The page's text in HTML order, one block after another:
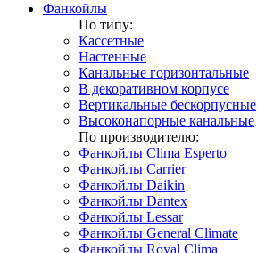
Фанкойлы
По типу:
Кассетные
Настенные
Канальные горизонтальные
В декоративном корпусе
Вертикальные бескорпусные
Высоконапорные канальные
По производителю:
Фанкойлы Clima Esperto
Фанкойлы Carrier
Фанкойлы Daikin
Фанкойлы Dantex
Фанкойлы Lessar
Фанкойлы General Climate
Фанкойлы Royal Clima